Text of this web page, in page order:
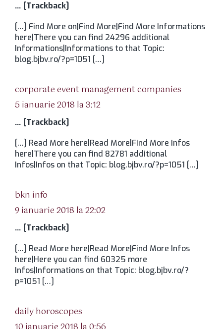
… [Trackback]
[…] Find More on|Find More|Find More Informations
here|There you can find 24296 additional
Informations|Informations to that Topic:
blog.bjbv.ro/?p=1051 […]
corporate event management companies
5 ianuarie 2018 la 3:12
… [Trackback]
[…] Read More here|Read More|Find More Infos
here|There you can find 82781 additional
Infos|Infos on that Topic: blog.bjbv.ro/?p=1051 […]
bkn info
9 ianuarie 2018 la 22:02
… [Trackback]
[…] Read More here|Read More|Find More Infos
here|Here you can find 60325 more
Infos|Informations on that Topic: blog.bjbv.ro/?
p=1051 […]
daily horoscopes